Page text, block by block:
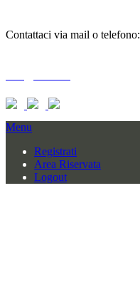
Contattaci via mail o telefono:
Menu
Registrati
Area Riservata
Logout